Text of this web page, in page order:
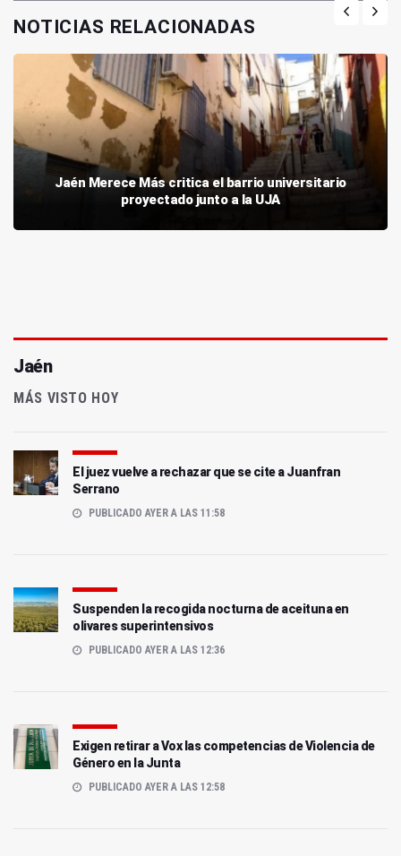
NOTICIAS RELACIONADAS
Jaén Merece Más critica el barrio universitario
proyectado junto a la UJA
Jaén
MÁS VISTO HOY
El juez vuelve a rechazar que se cite a Juanfran
Serrano
PUBLICADO AYER A LAS 11:58
Suspenden la recogida nocturna de aceituna en
olivares superintensivos
PUBLICADO AYER A LAS 12:36
Exigen retirar a Vox las competencias de Violencia de
Género en la Junta
PUBLICADO AYER A LAS 12:58